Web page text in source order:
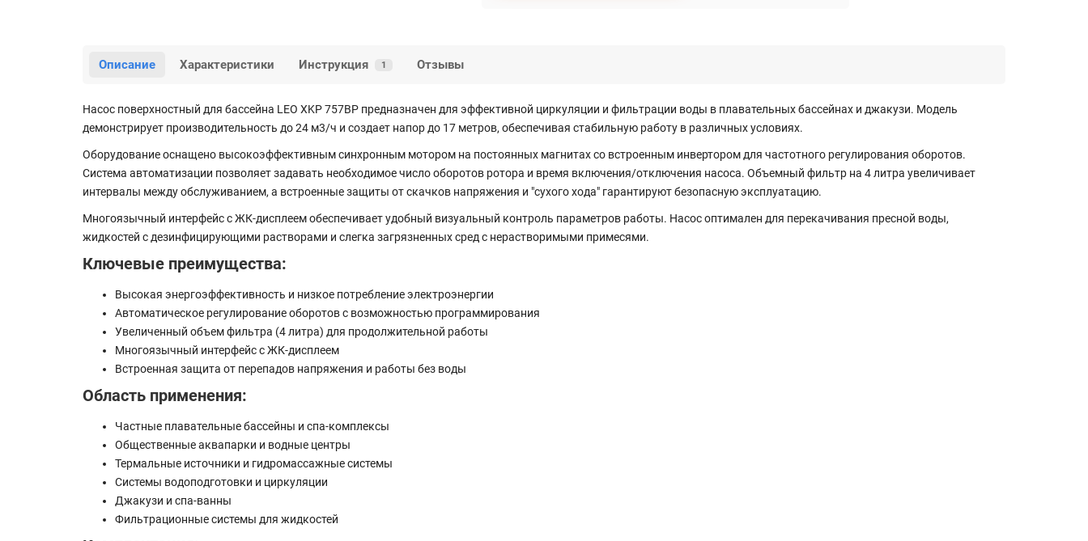
Описание Характеристики Инструкция 1 Отзывы
Насос поверхностный для бассейна LEO XKP 757BP предназначен для эффективной циркуляции и фильтрации воды в плавательных бассейнах и джакузи. Модель
демонстрирует производительность до 24 м3/ч и создает напор до 17 метров, обеспечивая стабильную работу в различных условиях.
Оборудование оснащено высокоэффективным синхронным мотором на постоянных магнитах со встроенным инвертором для частотного регулирования оборотов.
Система автоматизации позволяет задавать необходимое число оборотов ротора и время включения/отключения насоса. Объемный фильтр на 4 литра увеличивает
интервалы между обслуживанием, а встроенные защиты от скачков напряжения и "сухого хода" гарантируют безопасную эксплуатацию.
Многоязычный интерфейс с ЖК-дисплеем обеспечивает удобный визуальный контроль параметров работы. Насос оптимален для перекачивания пресной воды,
жидкостей с дезинфицирующими растворами и слегка загрязненных сред с нерастворимыми примесями.
Ключевые преимущества:
Высокая энергоэффективность и низкое потребление электроэнергии
Автоматическое регулирование оборотов с возможностью программирования
Увеличенный объем фильтра (4 литра) для продолжительной работы
Многоязычный интерфейс с ЖК-дисплеем
Встроенная защита от перепадов напряжения и работы без воды
Область применения:
Частные плавательные бассейны и спа-комплексы
Общественные аквапарки и водные центры
Термальные источники и гидромассажные системы
Системы водоподготовки и циркуляции
Джакузи и спа-ванны
Фильтрационные системы для жидкостей